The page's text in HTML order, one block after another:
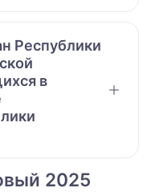
Республики
в
2025